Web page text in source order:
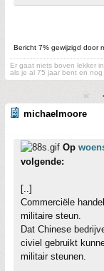
Bericht 7% gewijzigd door
Er gaat niets boven lekker
als je al 75 jaar bent en
michaelmoore
Op
volgende:
[..]
Commerciële
militaire steun.
Dat Chinese
civiel gebruikt
militair steunen.